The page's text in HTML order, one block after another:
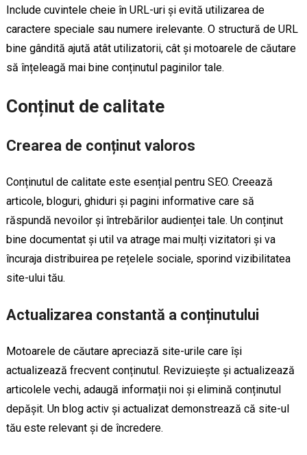
Include cuvintele cheie în URL-uri și evită utilizarea de
caractere speciale sau numere irelevante. O structură de URL
bine gândită ajută atât utilizatorii, cât și motoarele de căutare
să înțeleagă mai bine conținutul paginilor tale.
Conținut de calitate
Crearea de conținut valoros
Conținutul de calitate este esențial pentru SEO. Creează
articole, bloguri, ghiduri și pagini informative care să
răspundă nevoilor și întrebărilor audienței tale. Un conținut
bine documentat și util va atrage mai mulți vizitatori și va
încuraja distribuirea pe rețelele sociale, sporind vizibilitatea
site-ului tău.
Actualizarea constantă a conținutului
Motoarele de căutare apreciază site-urile care își
actualizează frecvent conținutul. Revizuiește și actualizează
articolele vechi, adaugă informații noi și elimină conținutul
depășit. Un blog activ și actualizat demonstrează că site-ul
tău este relevant și de încredere.